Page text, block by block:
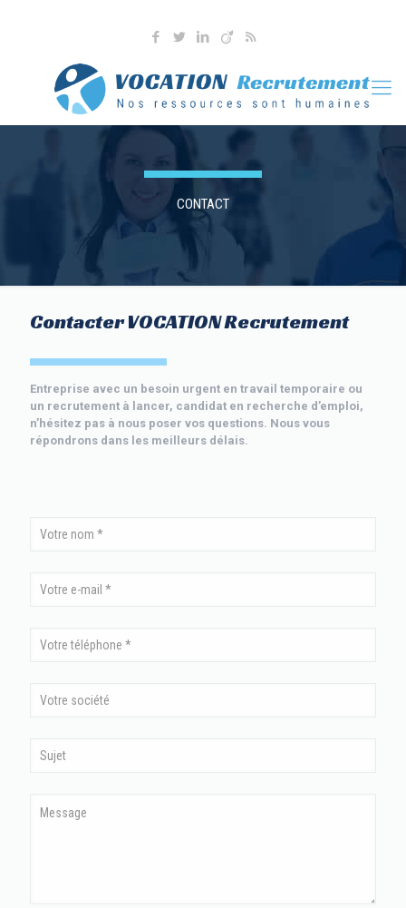
CONTACT
Contacter VOCATION Recrutement
Entreprise avec un besoin urgent en travail temporaire ou
un recrutement à lancer, candidat en recherche d’emploi,
n’hésitez pas à nous poser vos questions. Nous vous
répondrons dans les meilleurs délais.